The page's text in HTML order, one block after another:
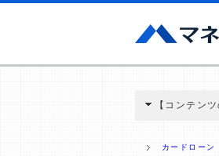
【コンテン
ミ収集などに
カードローン